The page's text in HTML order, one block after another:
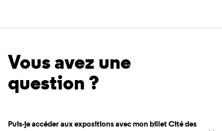
Vous avez une
question ?
Puis-je accéder aux expositions avec mon billet Cité des